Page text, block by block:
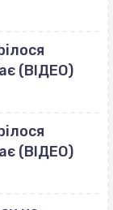
(ВІДЕО)
(ВІДЕО)